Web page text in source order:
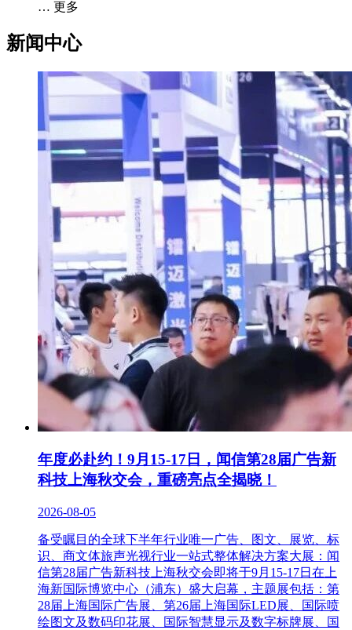
… 更多
新闻中心
年度必赴约！9月15-17日，闻信第28届广告新
科技上海秋交会，重磅亮点全揭晓！
2026-08-05
备受瞩目的全球下半年行业唯一广告、图文、展览、标
识、商文体旅声光视行业一站式整体解决方案大展：闻
信第28届广告新科技上海秋交会即将于9月15-17日在上
海新国际博览中心（浦东）盛大启幕，主题展包括：第
28届上海国际广告展、第26届上海国际LED展、国际喷
绘图文及数码印花展、国际智慧显示及数字标牌展、国